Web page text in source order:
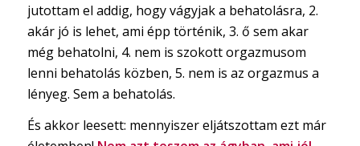
jutottam el addig, hogy vágyjak a behatolásra, 2.
akár jó is lehet, ami épp történik, 3. ő sem akar
még behatolni, 4. nem is szokott orgazmusom
lenni behatolás közben, 5. nem is az orgazmus a
lényeg. Sem a behatolás.
És akkor leesett: mennyiszer eljátszottam ezt már